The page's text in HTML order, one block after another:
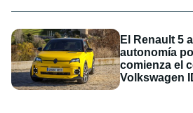
El Renault 5
autonomía
comienza el
Volkswagen